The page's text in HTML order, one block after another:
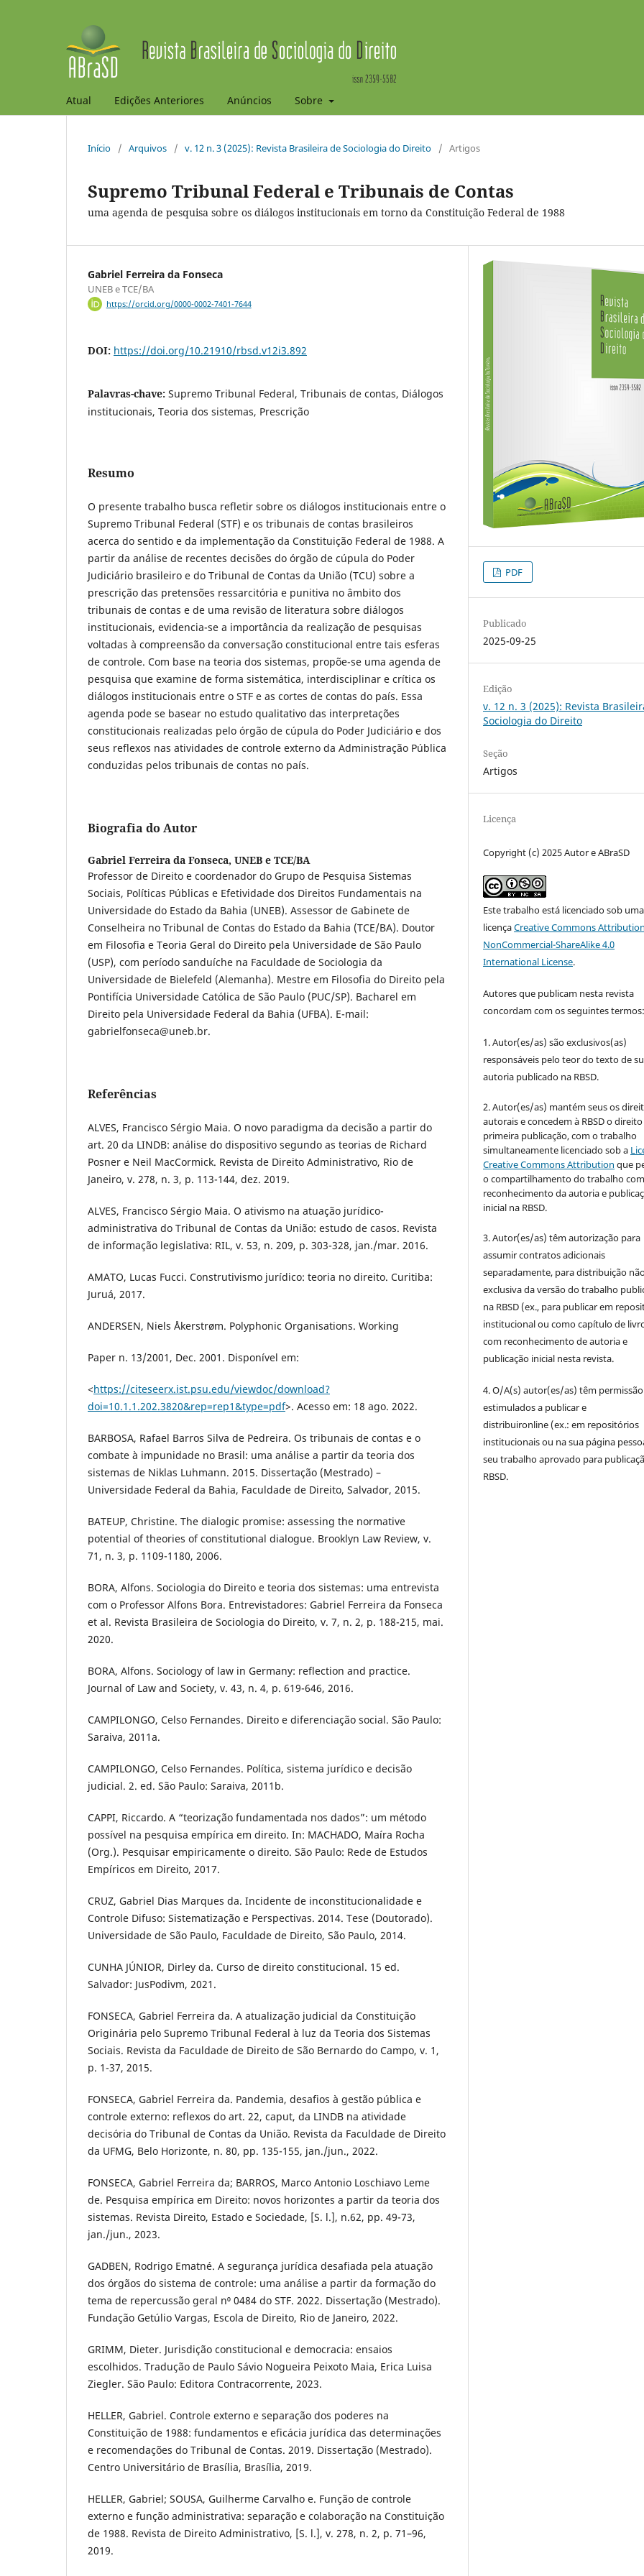
Atual Edições Anteriores Anúncios Sobre
Início / Arquivos / v. 12 n. 3 (2025): Revista Brasileira de Sociologia do Direito / Artigos
Supremo Tribunal Federal e Tribunais de Contas
uma agenda de pesquisa sobre os diálogos institucionais em torno da Constituição Federal de 1988
Gabriel Ferreira da Fonseca
UNEB e TCE/BA
https://orcid.org/0000-0002-7401-7644
DOI: https://doi.org/10.21910/rbsd.v12i3.892
Palavras-chave: Supremo Tribunal Federal, Tribunais de contas, Diálogos
institucionais, Teoria dos sistemas, Prescrição
Resumo
O presente trabalho busca refletir sobre os diálogos institucionais entre o
Supremo Tribunal Federal (STF) e os tribunais de contas brasileiros
acerca do sentido e da implementação da Constituição Federal de 1988. A
partir da análise de recentes decisões do órgão de cúpula do Poder
Judiciário brasileiro e do Tribunal de Contas da União (TCU) sobre a
prescrição das pretensões ressarcitória e punitiva no âmbito dos
tribunais de contas e de uma revisão de literatura sobre diálogos
institucionais, evidencia-se a importância da realização de pesquisas
voltadas à compreensão da conversação constitucional entre tais esferas
de controle. Com base na teoria dos sistemas, propõe-se uma agenda de
pesquisa que examine de forma sistemática, interdisciplinar e crítica os
diálogos institucionais entre o STF e as cortes de contas do país. Essa
agenda pode se basear no estudo qualitativo das interpretações
constitucionais realizadas pelo órgão de cúpula do Poder Judiciário e dos
seus reflexos nas atividades de controle externo da Administração Pública
conduzidas pelos tribunais de contas no país.
Biografia do Autor
Gabriel Ferreira da Fonseca, UNEB e TCE/BA
Professor de Direito e coordenador do Grupo de Pesquisa Sistemas
Sociais, Políticas Públicas e Efetividade dos Direitos Fundamentais na
Universidade do Estado da Bahia (UNEB). Assessor de Gabinete de
Conselheira no Tribunal de Contas do Estado da Bahia (TCE/BA). Doutor
em Filosofia e Teoria Geral do Direito pela Universidade de São Paulo
(USP), com período sanduíche na Faculdade de Sociologia da
Universidade de Bielefeld (Alemanha). Mestre em Filosofia do Direito pela
Pontifícia Universidade Católica de São Paulo (PUC/SP). Bacharel em
Direito pela Universidade Federal da Bahia (UFBA). E-mail:
gabrielfonseca@uneb.br.
Referências
ALVES, Francisco Sérgio Maia. O novo paradigma da decisão a partir do
art. 20 da LINDB: análise do dispositivo segundo as teorias de Richard
Posner e Neil MacCormick. Revista de Direito Administrativo, Rio de
Janeiro, v. 278, n. 3, p. 113-144, dez. 2019.
ALVES, Francisco Sérgio Maia. O ativismo na atuação jurídico-
administrativa do Tribunal de Contas da União: estudo de casos. Revista
de informação legislativa: RIL, v. 53, n. 209, p. 303-328, jan./mar. 2016.
AMATO, Lucas Fucci. Construtivismo jurídico: teoria no direito. Curitiba:
Juruá, 2017.
ANDERSEN, Niels Åkerstrøm. Polyphonic Organisations. Working
Paper n. 13/2001, Dec. 2001. Disponível em:
<https://citeseerx.ist.psu.edu/viewdoc/download?
doi=10.1.1.202.3820&rep=rep1&type=pdf>. Acesso em: 18 ago. 2022.
BARBOSA, Rafael Barros Silva de Pedreira. Os tribunais de contas e o
combate à impunidade no Brasil: uma análise a partir da teoria dos
sistemas de Niklas Luhmann. 2015. Dissertação (Mestrado) –
Universidade Federal da Bahia, Faculdade de Direito, Salvador, 2015.
BATEUP, Christine. The dialogic promise: assessing the normative
potential of theories of constitutional dialogue. Brooklyn Law Review, v.
71, n. 3, p. 1109-1180, 2006.
BORA, Alfons. Sociologia do Direito e teoria dos sistemas: uma entrevista
com o Professor Alfons Bora. Entrevistadores: Gabriel Ferreira da Fonseca
et al. Revista Brasileira de Sociologia do Direito, v. 7, n. 2, p. 188-215, mai.
2020.
BORA, Alfons. Sociology of law in Germany: reflection and practice.
Journal of Law and Society, v. 43, n. 4, p. 619-646, 2016.
CAMPILONGO, Celso Fernandes. Direito e diferenciação social. São Paulo:
Saraiva, 2011a.
CAMPILONGO, Celso Fernandes. Política, sistema jurídico e decisão
judicial. 2. ed. São Paulo: Saraiva, 2011b.
CAPPI, Riccardo. A “teorização fundamentada nos dados”: um método
possível na pesquisa empírica em direito. In: MACHADO, Maíra Rocha
(Org.). Pesquisar empiricamente o direito. São Paulo: Rede de Estudos
Empíricos em Direito, 2017.
CRUZ, Gabriel Dias Marques da. Incidente de inconstitucionalidade e
Controle Difuso: Sistematização e Perspectivas. 2014. Tese (Doutorado).
Universidade de São Paulo, Faculdade de Direito, São Paulo, 2014.
CUNHA JÚNIOR, Dirley da. Curso de direito constitucional. 15 ed.
Salvador: JusPodivm, 2021.
FONSECA, Gabriel Ferreira da. A atualização judicial da Constituição
Originária pelo Supremo Tribunal Federal à luz da Teoria dos Sistemas
Sociais. Revista da Faculdade de Direito de São Bernardo do Campo, v. 1,
p. 1-37, 2015.
FONSECA, Gabriel Ferreira da. Pandemia, desafios à gestão pública e
controle externo: reflexos do art. 22, caput, da LINDB na atividade
decisória do Tribunal de Contas da União. Revista da Faculdade de Direito
da UFMG, Belo Horizonte, n. 80, pp. 135-155, jan./jun., 2022.
FONSECA, Gabriel Ferreira da; BARROS, Marco Antonio Loschiavo Leme
de. Pesquisa empírica em Direito: novos horizontes a partir da teoria dos
sistemas. Revista Direito, Estado e Sociedade, [S. l.], n.62, pp. 49-73,
jan./jun., 2023.
GADBEN, Rodrigo Ematné. A segurança jurídica desafiada pela atuação
dos órgãos do sistema de controle: uma análise a partir da formação do
tema de repercussão geral n⁰ 0484 do STF. 2022. Dissertação (Mestrado).
Fundação Getúlio Vargas, Escola de Direito, Rio de Janeiro, 2022.
GRIMM, Dieter. Jurisdição constitucional e democracia: ensaios
escolhidos. Tradução de Paulo Sávio Nogueira Peixoto Maia, Erica Luisa
Ziegler. São Paulo: Editora Contracorrente, 2023.
HELLER, Gabriel. Controle externo e separação dos poderes na
Constituição de 1988: fundamentos e eficácia jurídica das determinações
e recomendações do Tribunal de Contas. 2019. Dissertação (Mestrado).
Centro Universitário de Brasília, Brasília, 2019.
HELLER, Gabriel; SOUSA, Guilherme Carvalho e. Função de controle
externo e função administrativa: separação e colaboração na Constituição
de 1988. Revista de Direito Administrativo, [S. l.], v. 278, n. 2, p. 71–96,
2019.
PDF
Publicado
2025-09-25
Edição
v. 12 n. 3 (2025): Revista
Sociologia do Direito
Seção
Artigos
Licença
Copyright (c) 2025 Autor e ABraSD
Este trabalho está licenciado sob uma
licençaCreative Commons
NonCommercial-ShareAlike 4.0
International License.
Autores que publicam nesta revista
concordam com os seguintes termos:
1. Autor(es/as) são exclusivos(as)
responsáveis pelo teor do texto de
autoria publicado na RBSD.
2. Autor(es/as) mantém seus os
autorais e concedem à RBSD o
primeira publicação, com o trabalho
simultaneamente licenciado sob a
Creative Commons Attribution que
o compartilhamento do trabalho com
reconhecimento da autoria e
inicial na RBSD.
3. Autor(es/as) têm autorização para
assumir contratos adicionais
separadamente, para distribuição
exclusiva da versão do trabalho
na RBSD (ex., para publicar em
institucional ou como capítulo de
com reconhecimento de autoria e
publicação inicial nesta revista.
4. O/A(s) autor(es/as) têm
estimulados a publicar e
distribuironline (ex.: em repositórios
institucionais ou na sua página
seu trabalho aprovado para
RBSD.